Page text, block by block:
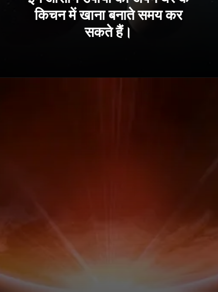
किचन में खाना बनाते समय कर
सकते हैं।